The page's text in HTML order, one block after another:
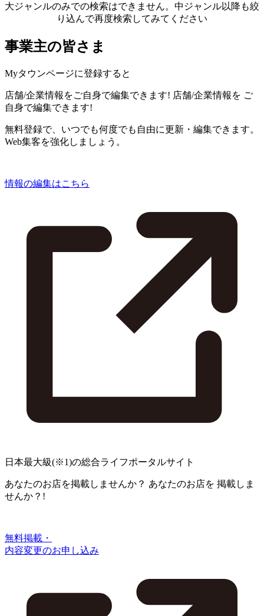
大ジャンルのみでの検索はできません。中ジャンル以降も絞
り込んで再度検索してみてください
事業主の皆さま
Myタウンページに登録すると
店舗/企業情報をご自身で編集できます! 店舗/企業情報を ご
自身で編集できます!
無料登録で、いつでも何度でも自由に更新・編集できます。
Web集客を強化しましょう。
情報の編集はこちら
日本最大級(※1)の総合ライフポータルサイト
あなたのお店を掲載しませんか？ あなたのお店を 掲載しま
せんか？!
無料掲載・
内容変更のお申し込み